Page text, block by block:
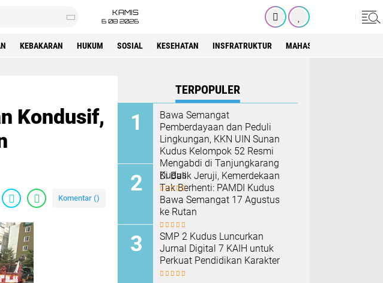
KAMIS
6 08 2026
KEBAKARAN HUKUM SOSIAL KESEHATAN INSFRATRUKTUR MAHASISWA
Kondusif,
Komentar ()
TERPOPULER
Bawa Semangat
Pemberdayaan dan Peduli
Lingkungan, KKN UIN Sunan
Kudus Kelompok 52 Resmi
Mengabdi di Tanjungkarang
Kudus
Di Balik Jeruji, Kemerdekaan
Tak Berhenti: PAMDI Kudus
Bawa Semangat 17 Agustus
ke Rutan
SMP 2 Kudus Luncurkan
Jurnal Digital 7 KAIH untuk
Perkuat Pendidikan Karakter